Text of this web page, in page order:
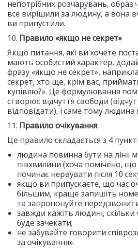
непотрібних розчарувань, образ
все вирішили за людину, а вона
ви припустили.
10. Правило «якщо не секрет»
Якщо питання, які ви хочете
мають особистий характер,
фразу «якщо не секрет»,
секрет, хто ще, крім вас,
купівлю?». Це формулювання
створює відчуття свободи
відповідати), і саме тому людина
11. Правило очікування
Це правило складається з 4
людина повинна бути на лінії
півхвилини (хоча помічено,
починає нервувати після 10
якщо ви припускаєте, що час
більшим, краще запишіть
та запропонуйте
завжди кажіть людині,
буде зачекати;
не забувайте говорити
за очікування».